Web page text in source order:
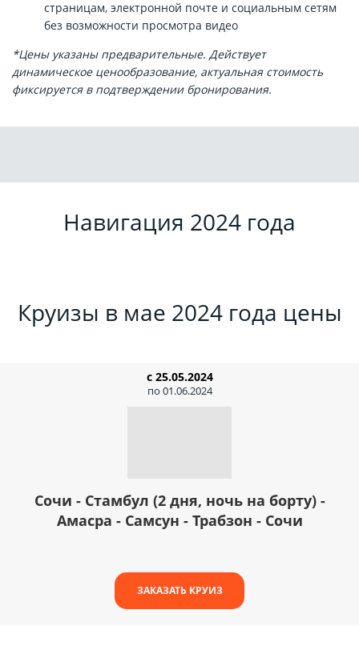
страницам, электронной почте и социальным сетям
без возможности просмотра видео
*Цены указаны предварительные. Действует
динамическое ценообразование, актуальная стоимость
фиксируется в подтверждении бронирования.
Навигация 2024 года
Круизы в мае 2024 года цены
с 25.05.2024
по 01.06.2024
Сочи - Стамбул (2 дня, ночь на борту) -
Амасра - Самсун - Трабзон - Сочи
ЗАКАЗАТЬ КРУИЗ